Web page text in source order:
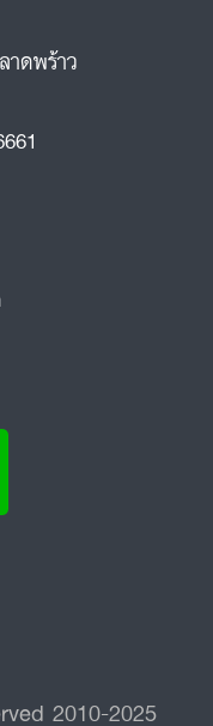
ดพร้าว
2010-2025